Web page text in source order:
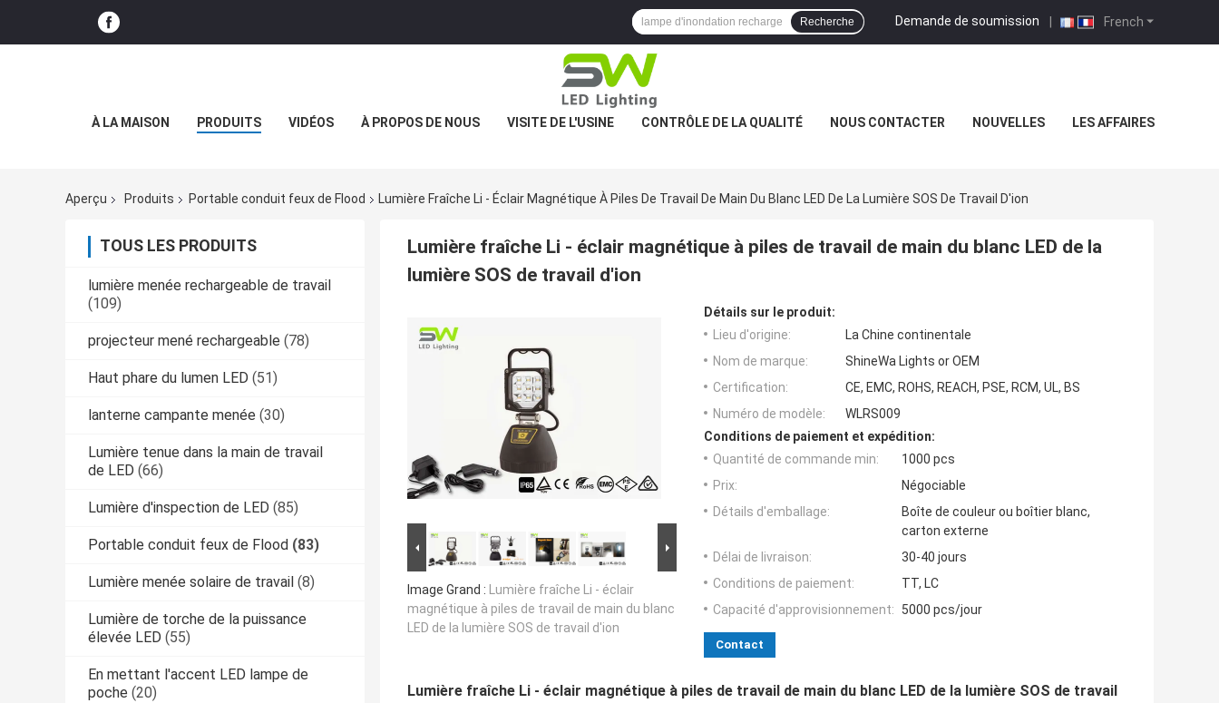
French
Demande de soumission |
Recherche
À LA MAISON PRODUITS VIDÉOS À PROPOS DE NOUS VISITE DE L'USINE CONTRÔLE DE LA QUALITÉ NOUS CONTACTER NOUVELLES LES AFFAIRES
Aperçu Produits Portable conduit feux de Flood Lumière Fraîche Li - Éclair Magnétique À Piles De Travail De Main Du Blanc LED De La Lumière SOS De Travail D'ion
TOUS LES PRODUITS
lumière menée rechargeable de travail
(109)
projecteur mené rechargeable (78)
Haut phare du lumen LED (51)
lanterne campante menée (30)
Lumière tenue dans la main de travail
de LED (66)
Lumière d'inspection de LED (85)
Portable conduit feux de Flood (83)
Lumière menée solaire de travail (8)
Lumière de torche de la puissance
élevée LED (55)
En mettant l'accent LED lampe de
poche (20)
Lumière fraîche Li - éclair magnétique à piles de travail de main du blanc LED de la
lumière SOS de travail d'ion
Image Grand : Lumière fraîche Li - éclair
magnétique à piles de travail de main du blanc
LED de la lumière SOS de travail d'ion
Détails sur le produit:
Lieu d'origine:
La Chine continentale
Nom de marque:
ShineWa Lights or OEM
Certification:
CE, EMC, ROHS, REACH, PSE, RCM, UL, BS
Numéro de modèle:
WLRS009
Conditions de paiement et expédition:
Quantité de commande min:
1000 pcs
Prix:
Négociable
Détails d'emballage:
Boîte de couleur ou boîtier blanc,
carton externe
Délai de livraison:
30-40 jours
Conditions de paiement:
TT, LC
Capacité d'approvisionnement:
5000 pcs/jour
Contact
Lumière fraîche Li - éclair magnétique à piles de travail de main du blanc LED de la lumière SOS de travail